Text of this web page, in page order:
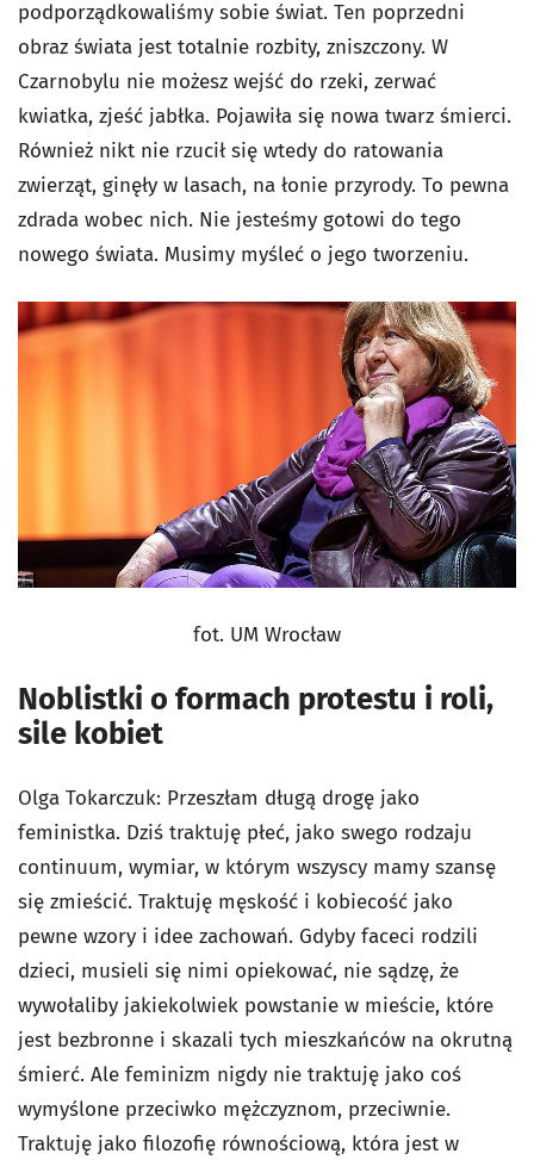
podporządkowaliśmy sobie świat. Ten poprzedni
obraz świata jest totalnie rozbity, zniszczony. W
Czarnobylu nie możesz wejść do rzeki, zerwać
kwiatka, zjeść jabłka. Pojawiła się nowa twarz śmierci.
Również nikt nie rzucił się wtedy do ratowania
zwierząt, ginęły w lasach, na łonie przyrody. To pewna
zdrada wobec nich. Nie jesteśmy gotowi do tego
nowego świata. Musimy myśleć o jego tworzeniu.
fot. UM Wrocław
Noblistki o formach protestu i roli,
sile kobiet
Olga Tokarczuk: Przeszłam długą drogę jako
feministka. Dziś traktuję płeć, jako swego rodzaju
continuum, wymiar, w którym wszyscy mamy szansę
się zmieścić. Traktuję męskość i kobiecość jako
pewne wzory i idee zachowań. Gdyby faceci rodzili
dzieci, musieli się nimi opiekować, nie sądzę, że
wywołaliby jakiekolwiek powstanie w mieście, które
jest bezbronne i skazali tych mieszkańców na okrutną
śmierć. Ale feminizm nigdy nie traktuję jako coś
wymyślone przeciwko mężczyznom, przeciwnie.
Traktuję jako filozofię równościową, która jest w